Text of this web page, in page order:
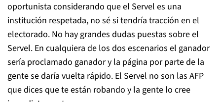
oportunista considerando que el Servel es una
institución respetada, no sé si tendría tracción en el
electorado. No hay grandes dudas puestas sobre el
Servel. En cualquiera de los dos escenarios el ganador
sería proclamado ganador y la página por parte de la
gente se daría vuelta rápido. El Servel no son las AFP
que dices que te están robando y la gente lo cree